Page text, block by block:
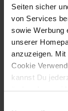
Seiten sicher
von Services
sowie Werbung
unserer
anzuzeigen. Mit
Cookie
kannst Du
ändern bzw.
mit der Trust
strahlendem
Funktionalität
Funktionen in
vereint. Mit
bietet die Trust
ermöglicht es
hohen
Ihnen die